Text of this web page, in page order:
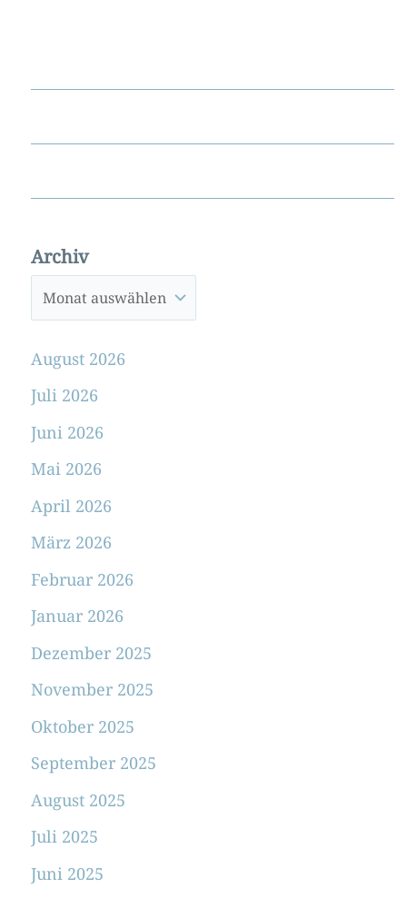
Archiv
August 2026
Juli 2026
Juni 2026
Mai 2026
April 2026
März 2026
Februar 2026
Januar 2026
Dezember 2025
November 2025
Oktober 2025
September 2025
August 2025
Juli 2025
Juni 2025